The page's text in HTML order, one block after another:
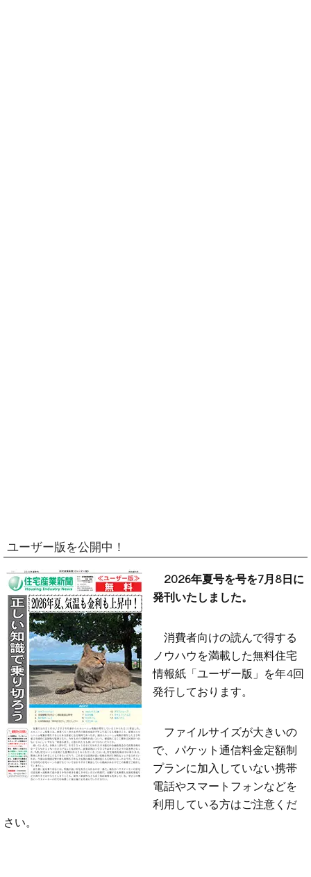
ユーザー版を公開中！
2026年夏号を号を7月8日に
発刊いたしました。
消費者向けの読んで得する
ノウハウを満載した無料住宅
情報紙「ユーザー版」を年4回
発行しております。
ファイルサイズが大きいの
で、パケット通信料金定額制
プランに加入していない携帯
電話やスマートフォンなどを
利用している方はご注意くだ
さい。